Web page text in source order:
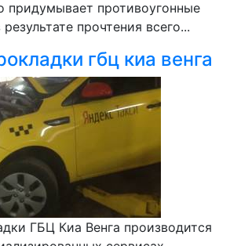
придумывает противоугонные
прочтения всего...
гбц киа венга
ГБЦ Киа Венга производится